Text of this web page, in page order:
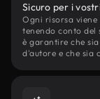
Sicuro per i
Ogni risorsa
tenendo conto del
è garantire che
d'autore e che sia